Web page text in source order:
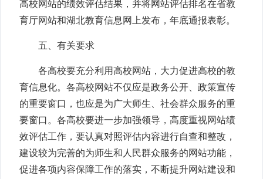
高校网站的绩效评估结果，并将网站评估排名在省教
育厅网站和湖北教育信息网上发布，年底通报表彰。
五、有关要求
各高校要充分利用高校网站，大力促进高校的教
育信息化。各高校网站不仅应是政务公开、政策宣传
的重要窗口，也应是为广大师生、社会群众服务的重
要窗口。各高校要进一步加强领导，高度重视网站绩
效评估工作，要认真对照评估内容进行自查和整改，
建设较为完善的为师生和人民群众服务的网站功能，
促进各项内容保障工作的落实，不断提升网站建设和